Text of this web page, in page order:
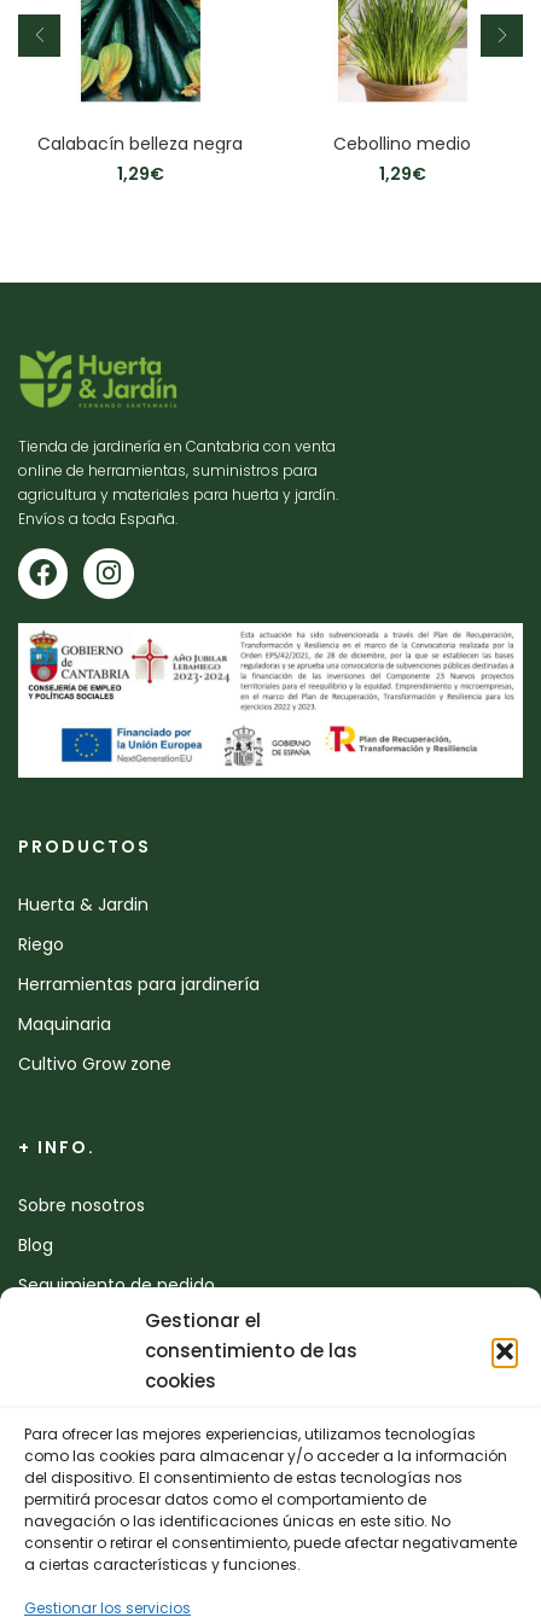
Gestionar el
consentimiento de las
cookies
Para ofrecer las mejores experiencias, utilizamos tecnologías
como las cookies para almacenar y/o acceder a la información
del dispositivo. El consentimiento de estas tecnologías nos
permitirá procesar datos como el comportamiento de
navegación o las identificaciones únicas en este sitio. No
consentir o retirar el consentimiento, puede afectar negativamente
a ciertas características y funciones.
Gestionar los servicios
Calabacín belleza negra
1,29€
Cebollino medio
1,29€
Tienda de jardinería en Cantabria con venta
online de herramientas, suministros para
agricultura y materiales para huerta y jardín.
Envíos a toda España.
PRODUCTOS
Huerta & Jardin
Riego
Herramientas para jardinería
Maquinaria
Cultivo Grow zone
+ INFO.
Sobre nosotros
Blog
Seguimiento de pedido
CONTACTO
942 25 50 54
Polígono de Trascueto, parcela 4, 39600 Revilla de
Camargo, Cantabria
info@fernando-santamaria.com